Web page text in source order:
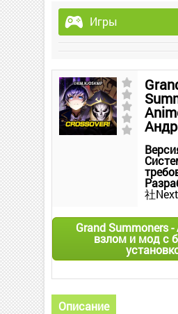
Игры
社
Grand Summoners -
взлом и мод с
Описание